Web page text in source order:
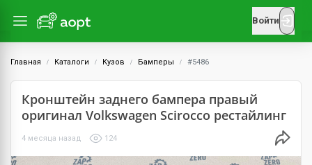
Войти
Главная Каталоги Кузов Бамперы #5486
Кронштейн заднего бампера правый
оригинал Volkswagen Scirocco рестайлинг
4 месяца назад 124